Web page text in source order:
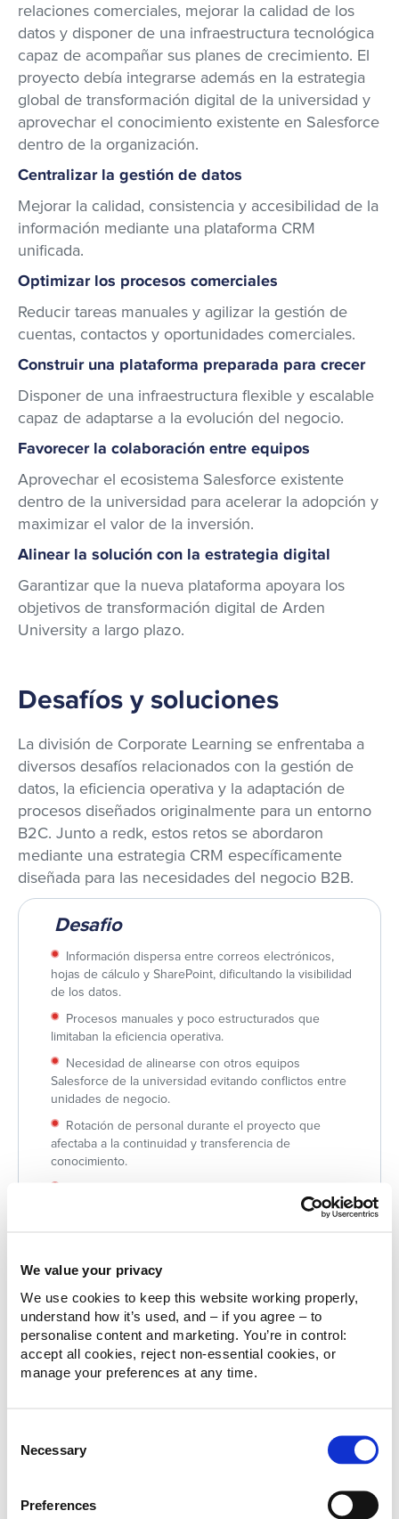
We value your privacy
We use cookies to keep this website working properly,
understand how it’s used, and – if you agree – to
personalise content and marketing. You’re in control:
accept all cookies, reject non‑essential cookies, or
manage your preferences at any time.
Selection
Necessary
Preferences
relaciones comerciales, mejorar la calidad de los
datos y disponer de una infraestructura tecnológica
capaz de acompañar sus planes de crecimiento. El
proyecto debía integrarse además en la estrategia
global de transformación digital de la universidad y
aprovechar el conocimiento existente en Salesforce
dentro de la organización.
Centralizar la gestión de datos
Mejorar la calidad, consistencia y accesibilidad de la
información mediante una plataforma CRM
unificada.
Optimizar los procesos comerciales
Reducir tareas manuales y agilizar la gestión de
cuentas, contactos y oportunidades comerciales.
Construir una plataforma preparada para crecer
Disponer de una infraestructura flexible y escalable
capaz de adaptarse a la evolución del negocio.
Favorecer la colaboración entre equipos
Aprovechar el ecosistema Salesforce existente
dentro de la universidad para acelerar la adopción y
maximizar el valor de la inversión.
Alinear la solución con la estrategia digital
Garantizar que la nueva plataforma apoyara los
objetivos de transformación digital de Arden
University a largo plazo.
Desafíos y soluciones
La división de Corporate Learning se enfrentaba a
diversos desafíos relacionados con la gestión de
datos, la eficiencia operativa y la adaptación de
procesos diseñados originalmente para un entorno
B2C. Junto a redk, estos retos se abordaron
mediante una estrategia CRM específicamente
diseñada para las necesidades del negocio B2B.
Desafio
Información dispersa entre correos electrónicos,
hojas de cálculo y SharePoint, dificultando la visibilidad
de los datos.
Procesos manuales y poco estructurados que
limitaban la eficiencia operativa.
Necesidad de alinearse con otros equipos
Salesforce de la universidad evitando conflictos entre
unidades de negocio.
Rotación de personal durante el proyecto que
afectaba a la continuidad y transferencia de
conocimiento.
dentro de una organización principalmente orientada
para operaciones B2C que no respondían a las
Solución
Centralización de la información comercial en una
única plataforma Salesforce para garantizar
Diseño e implantación de un CRM B2B adaptado a
los procesos de Corporate Learning, incorporando
Definición de mecanismos de colaboración y